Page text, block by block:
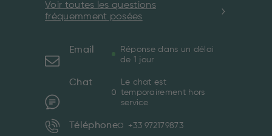
Voir toutes les questions
fréquemment posées
Email
Réponse dans un délai
de 1 jour
Chat
Le chat est
temporairement hors
service
Téléphone +33 972179873